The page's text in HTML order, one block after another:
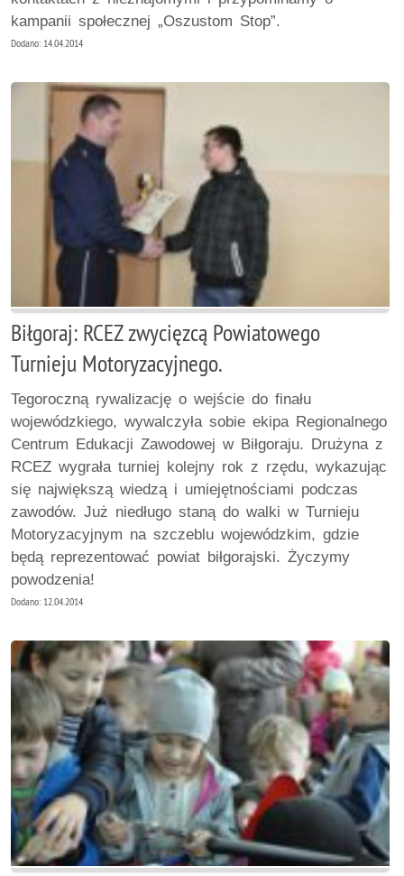
kampanii społecznej „Oszustom Stop”.
Dodano: 14.04.2014
Biłgoraj: RCEZ zwycięzcą Powiatowego
Turnieju Motoryzacyjnego.
Tegoroczną rywalizację o wejście do finału
wojewódzkiego, wywalczyła sobie ekipa Regionalnego
Centrum Edukacji Zawodowej w Biłgoraju. Drużyna z
RCEZ wygrała turniej kolejny rok z rzędu, wykazując
się największą wiedzą i umiejętnościami podczas
zawodów. Już niedługo staną do walki w Turnieju
Motoryzacyjnym na szczeblu wojewódzkim, gdzie
będą reprezentować powiat biłgorajski. Życzymy
powodzenia!
Dodano: 12.04.2014